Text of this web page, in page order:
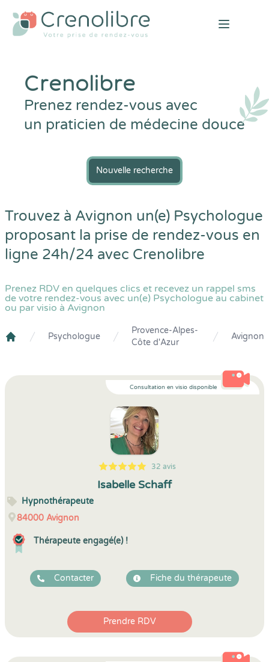
Open
Crenolibre
Prenez rendez-vous avec
un praticien de médecine douce
Nouvelle recherche
Trouvez à Avignon un(e) Psychologue
proposant la prise de rendez-vous en
ligne 24h/24 avec Crenolibre
Prenez RDV en quelques clics et recevez un rappel sms
de votre rendez-vous avec un(e) Psychologue au cabinet
ou par visio à Avignon
Psychologue
Provence-Alpes-
Côte d'Azur
Avignon
Consultation en visio disponible
5
1
5
32 32 avis
Isabelle Schaff
Hypnothérapeute
84000 Avignon
Thérapeute engagé(e) !
Contacter Fiche du thérapeute
Prendre RDV